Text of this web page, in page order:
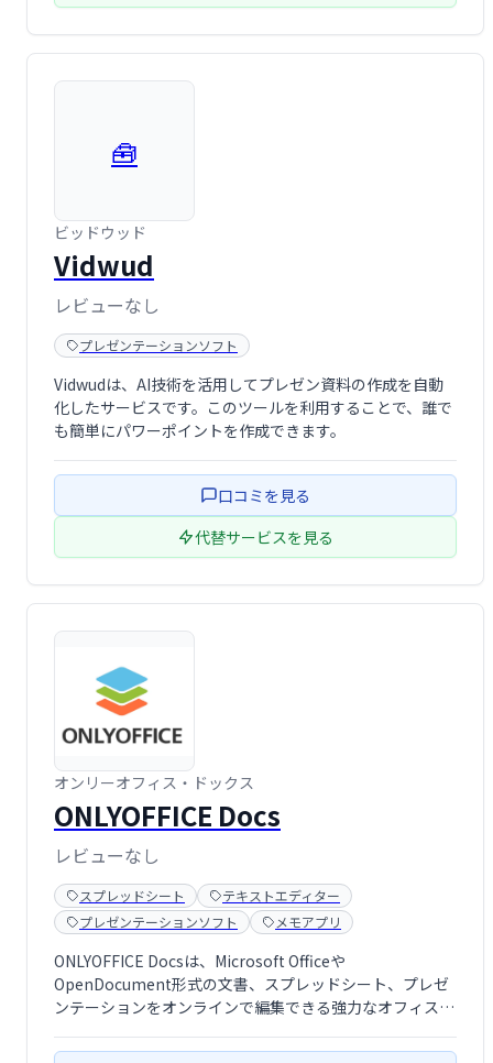
🧰
ビッドウッド
Vidwud
レビューなし
プレゼンテーションソフト
Vidwudは、AI技術を活用してプレゼン資料の作成を自動
化したサービスです。このツールを利用することで、誰で
も簡単にパワーポイントを作成できます。
口コミを見る
代替サービスを見る
オンリーオフィス・ドックス
ONLYOFFICE Docs
レビューなし
スプレッドシート
テキストエディター
プレゼンテーションソフト
メモアプリ
ONLYOFFICE Docsは、Microsoft Officeや
OpenDocument形式の文書、スプレッドシート、プレゼ
ンテーションをオンラインで編集できる強力なオフィスス
ームワークの効率化を促進します。複雑なフォーマットに